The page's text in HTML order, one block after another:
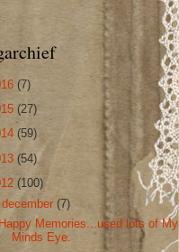
(7)
(27)
(59)
(54)
(100)
december(7)
Memories...used lots of My
Minds Eye.